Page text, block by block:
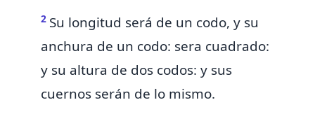
2 Su longitud será de un codo, y su
anchura de un codo: sera cuadrado:
y su altura de dos codos: y sus
cuernos serán de lo mismo.